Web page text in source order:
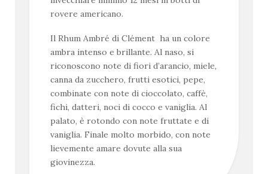
rovere americano.
Il Rhum Ambré di Clément ha un colore
ambra intenso e brillante. Al naso, si
riconoscono note di fiori d’arancio, miele,
canna da zucchero, frutti esotici, pepe,
combinate con note di cioccolato, caffè,
fichi, datteri, noci di cocco e vaniglia. Al
palato, è rotondo con note fruttate e di
vaniglia. Finale molto morbido, con note
lievemente amare dovute alla sua
giovinezza.